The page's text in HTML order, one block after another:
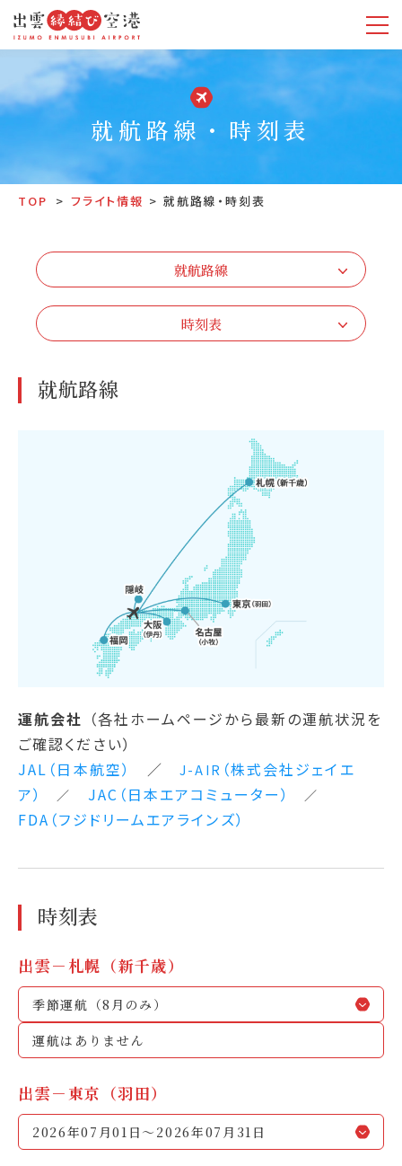
就航路線・時刻表
TOP フライト情報 就航路線・時刻表
就航路線
時刻表
就航路線
運航会社 （各社ホームページから最新の運航状況を
ご確認ください）
JAL（日本航空）
／J-AIR （株式会社ジェイエ
ア）
／ JAC（日本エアコミューター） ／
FDA（フジドリームエアラインズ）
時刻表
出雲－札幌（新千歳）
季節運航（8月のみ）
運航はありません
出雲－東京（羽田）
2026年07月01日～2026年07月31日